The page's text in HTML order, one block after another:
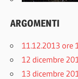
ARGOMENTI
11.12.2013 ore
12 dicembre
13 dicembre